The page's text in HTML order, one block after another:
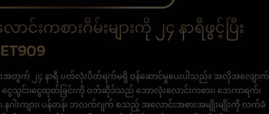
င်းကစားဂိမ်းများကို ၂၄ နာရီဖွင့်ပြီး
းအတွက် ၂၄ နာရီ ပတ်လုံးပိတ်ရက်မရှိ ဝန်ဆောင်မှုပေးပါသည်။ အလိုအလျောက်
ငွေသွင်း၊ငွေထုတ်ခြင်းကို ဝဘ်ဆိုဒ်သည် ဘောလုံးလောင်းကစား၊ ဘေကာရက်၊
၊ နဂါးကျား၊ ပန်တန်၊ ဘလက်ဂျက် စသည့် အလောင်းအစားအမျိုးမျိုးကို လက်ခံ